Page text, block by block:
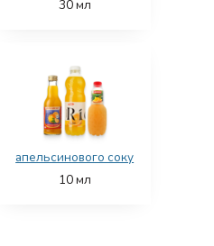
30мл
апельсинового соку
10мл